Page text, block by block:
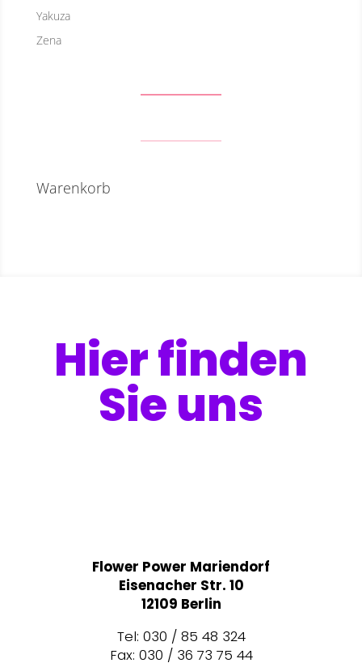
Yakuza
Zena
Warenkorb
Hier finden
Sie uns
Flower Power Mariendorf
Eisenacher Str. 10
12109 Berlin
Tel: 030 / 85 48 324
Fax: 030 / 36 73 75 44